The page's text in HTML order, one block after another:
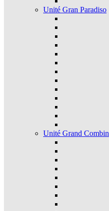
Unité Gran Paradiso
Unité Grand Combin